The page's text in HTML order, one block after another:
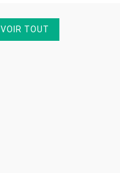
VOIR TOUT